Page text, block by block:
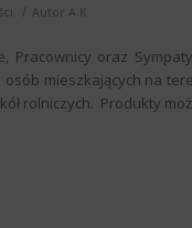
/ Autor A K
Pracownicy oraz
mieszkających na
rolniczych. Produkty